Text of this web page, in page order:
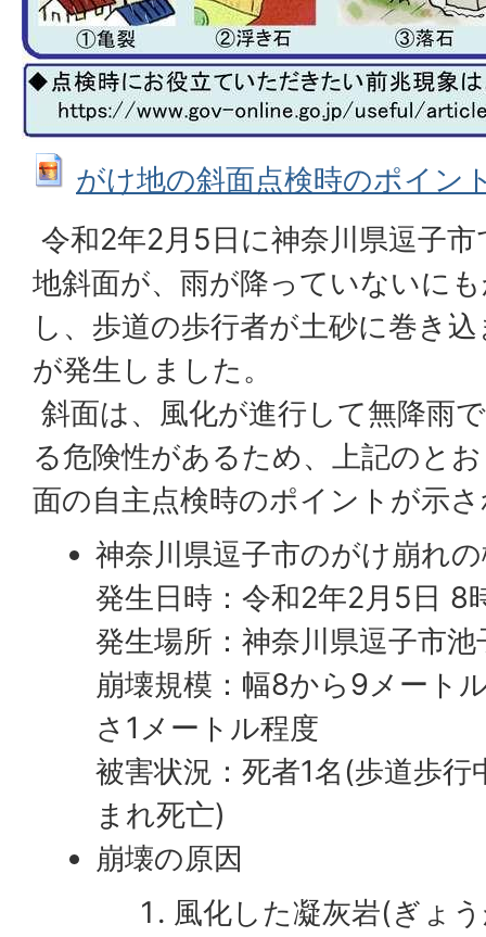
がけ地の斜面点検時のポイン
令和2年2月5日に神奈川県逗子
地斜面が、雨が降っていないに
し、歩道の歩行者が土砂に巻き
が発生しました。
斜面は、風化が進行して無降雨
る危険性があるため、上記のと
面の自主点検時のポイントが示
神奈川県逗子市のがけ崩れ
発生日時：令和2年2月5日 8
発生場所：神奈川県逗子市池
崩壊規模：幅8から9メート
さ1メートル程度
被害状況：死者1名(歩道歩
まれ死亡)
崩壊の原因
風化した凝灰岩(ぎょ